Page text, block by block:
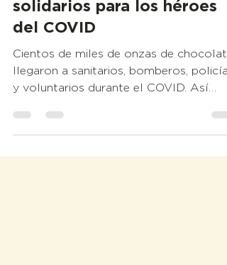
de miles de chocolates
solidarios para los héroes
del COVID
Cientos de miles de onzas de chocolate
llegaron a sanitarios, bomberos,
y voluntarios durante el COVID. Así